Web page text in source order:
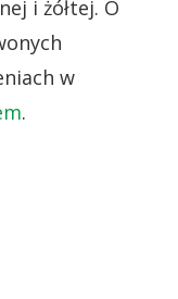
i żółtej. O
w
.